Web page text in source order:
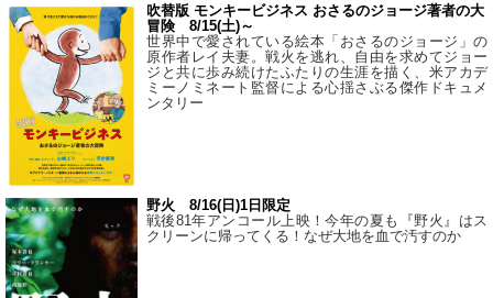
吹替版 モンキービジネス おさるのジョージ著者の大
冒険 8/15(土)～
世界中で愛されている絵本「おさるのジョージ」の
原作者レイ夫妻。戦火を逃れ、自由を求めてジョー
ジと共に歩み続けたふたりの生涯を描く、米アカデ
ミーノミネート監督による心揺さぶる傑作ドキュメ
ンタリー
野火 8/16(日)1日限定
戦後81年アンコール上映！今年の夏も『野火』はス
クリーンに帰ってくる！なぜ大地を血で汚すのか